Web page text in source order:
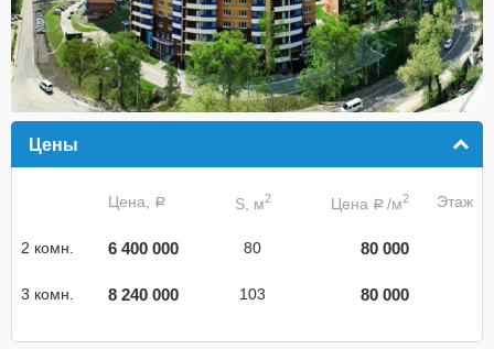
Цены
Цена, a S, м2 Цена a /м2 Этаж
2 комн. 6 400 000 80 80 000
3 комн. 8 240 000 103 80 000